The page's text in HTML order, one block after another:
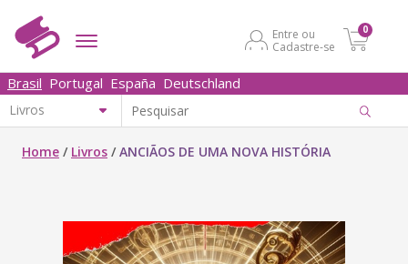
Entre ou
Cadastre-se
0
Brasil Portugal España Deutschland
Home / Livros /ANCIÃOS DE UMA NOVA HISTÓRIA